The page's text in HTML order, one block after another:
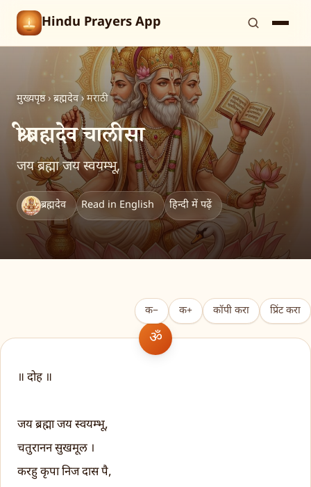
Hindu Prayers App
मुख्यपृष्ठ › ब्रह्मदेव › मराठी
श्री ब्रह्मदेव चालीसा
जय ब्रह्मा जय स्वयम्भू,
ब्रह्मदेव Read in English हिन्दी में पढ़ें
क− क+ कॉपी करा प्रिंट करा
॥ दोह ॥
जय ब्रह्मा जय स्वयम्भू,
चतुरानन सुखमूल ।
करहु कृपा निज दास पै,